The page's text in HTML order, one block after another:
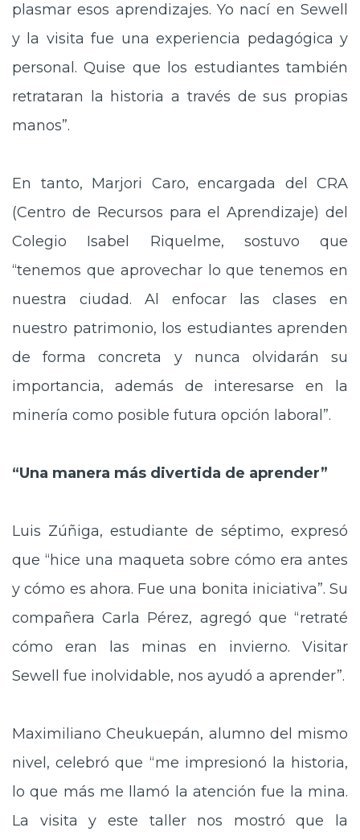
plasmar esos aprendizajes. Yo nací en Sewell
y la visita fue una experiencia pedagógica y
personal. Quise que los estudiantes también
retrataran la historia a través de sus propias
manos”.
En tanto, Marjori Caro, encargada del CRA
(Centro de Recursos para el Aprendizaje) del
Colegio Isabel Riquelme, sostuvo que
“tenemos que aprovechar lo que tenemos en
nuestra ciudad. Al enfocar las clases en
nuestro patrimonio, los estudiantes aprenden
de forma concreta y nunca olvidarán su
importancia, además de interesarse en la
minería como posible futura opción laboral”.
“Una manera más divertida de aprender”
Luis Zúñiga, estudiante de séptimo, expresó
que “hice una maqueta sobre cómo era antes
y cómo es ahora. Fue una bonita iniciativa”. Su
compañera Carla Pérez, agregó que “retraté
cómo eran las minas en invierno. Visitar
Sewell fue inolvidable, nos ayudó a aprender”.
Maximiliano Cheukuepán, alumno del mismo
nivel, celebró que “me impresionó la historia,
lo que más me llamó la atención fue la mina.
La visita y este taller nos mostró que la